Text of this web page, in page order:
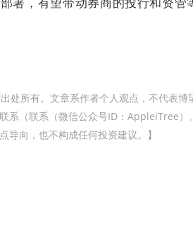
处所有。文章系作者个人观点，不代表博
系（联系（微信公众号ID：AppleiTree）
向，也不构成任何投资建议。】